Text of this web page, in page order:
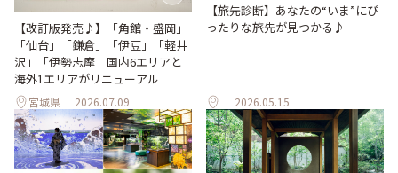
【改訂版発売♪】「角館・盛岡」
「仙台」「鎌倉」「伊豆」「軽井
沢」「伊勢志摩」国内6エリアと
海外1エリアがリニューアル
宮城県 2026.07.09
【旅先診断】あなたの“いま”にぴ
ったりな旅先が見つかる♪
2026.05.15